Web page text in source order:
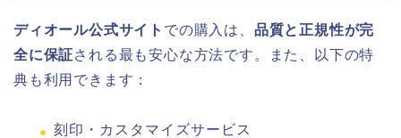
ディオール公式サイト での購入は、 品質と正規性が完
全に保証される最も安心な方法です。また、以下の特
典も利用できます：
刻印・カスタマイズサービス